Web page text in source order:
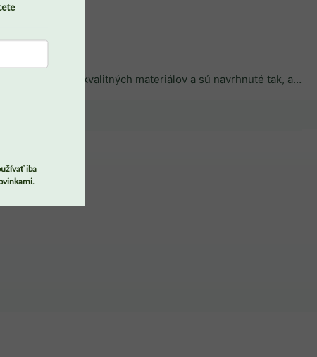
vám poskytli pohodlnú a zdravú podporu. A navyše, ako špeciálny bonus, dávame vám 1+1 zadarmo - vyberte si
iba